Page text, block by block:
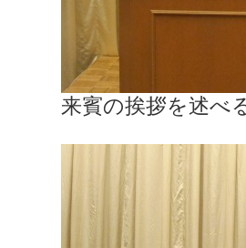
来賓の挨拶を述べ